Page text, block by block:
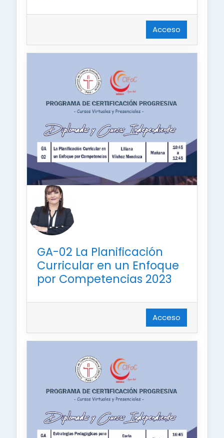
Acceso
GA-02 La Planificación
Curricular en un Enfoque
por Competencias 2023
Acceso